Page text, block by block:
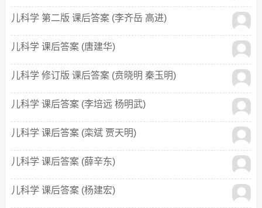
儿科学 第二版 课后答案 (李齐岳 高进)
儿科学 课后答案 (唐建华)
儿科学 修订版 课后答案 (贲晓明 秦玉明)
儿科学 课后答案 (李培远 杨明武)
儿科学 课后答案 (栾斌 贾天明)
儿科学 课后答案 (薛辛东)
儿科学 课后答案 (杨建宏)